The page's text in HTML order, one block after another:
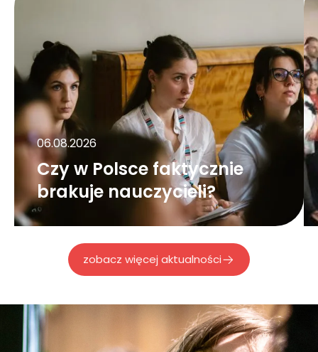
06.08.2026
Czy w Polsce faktycznie
brakuje nauczycieli?
zobacz więcej aktualności